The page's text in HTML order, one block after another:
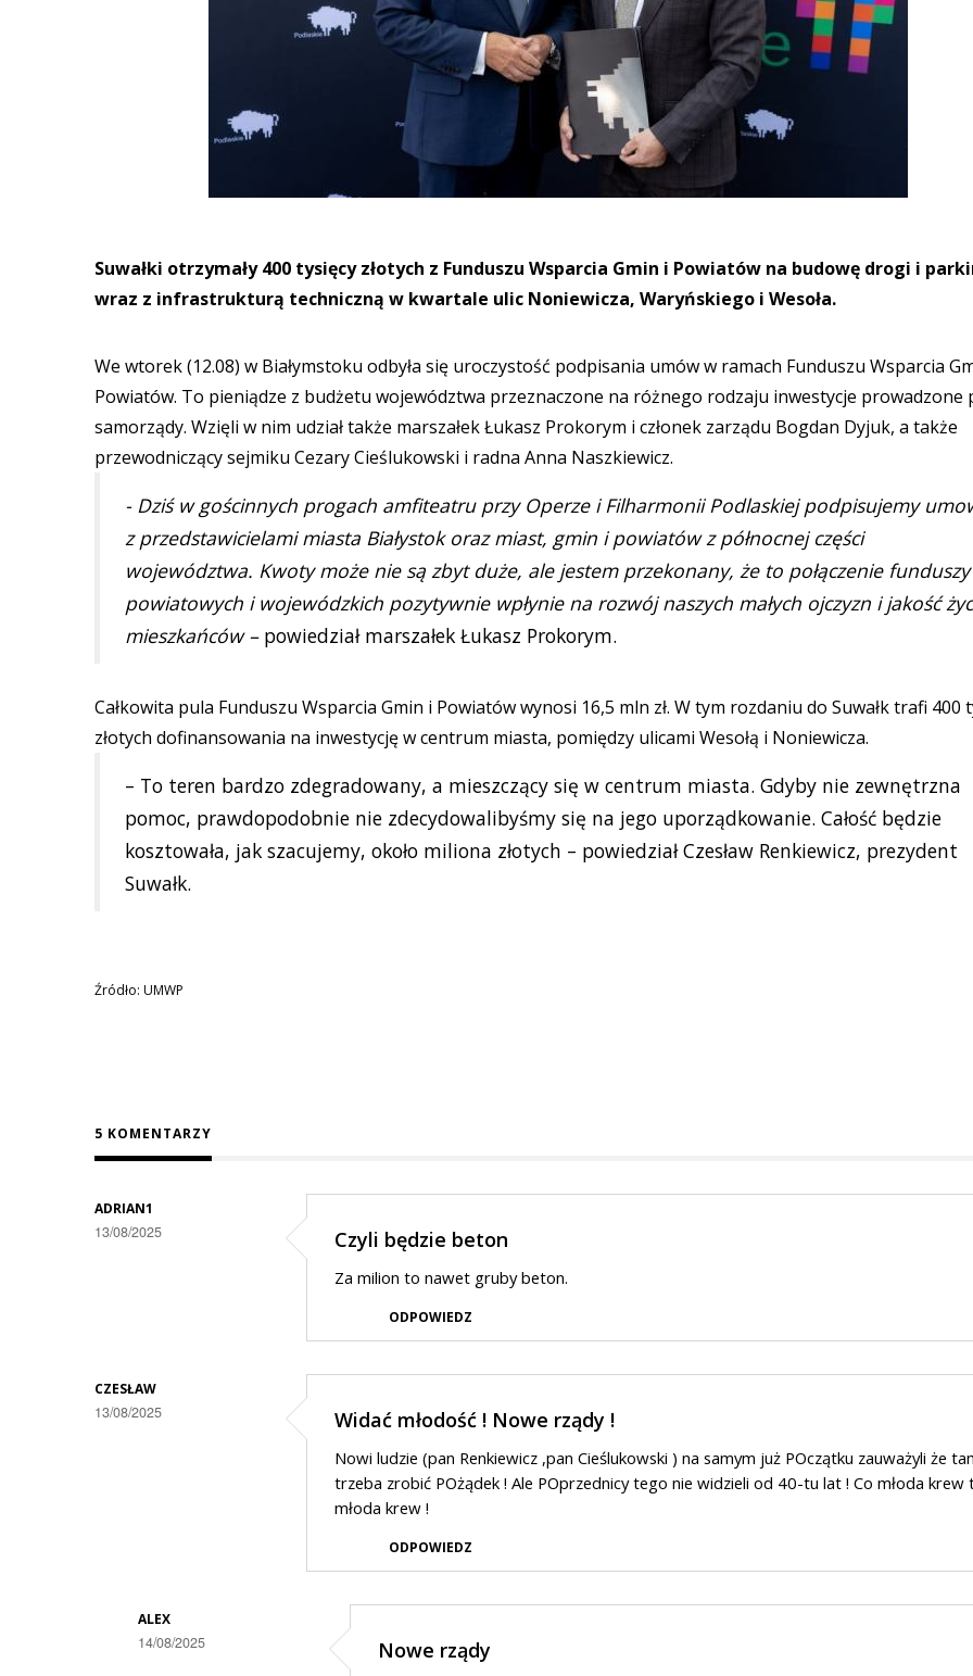
Suwałki otrzymały 400 tysięcy złotych z Funduszu Wsparcia Gmin i Powiatów na budowę drogi i
wraz z infrastrukturą techniczną w kwartale ulic Noniewicza, Waryńskiego i Wesoła.
We wtorek (12.08) w Białymstoku odbyła się uroczystość podpisania umów w ramach Funduszu Wsparcia
Powiatów. To pieniądze z budżetu województwa przeznaczone na różnego rodzaju inwestycje prowadzone
samorządy. Wzięli w nim udział także marszałek Łukasz Prokorym i członek zarządu Bogdan Dyjuk, a także
przewodniczący sejmiku Cezary Cieślukowski i radna Anna Naszkiewicz.
- Dziś w gościnnych progach amfiteatru przy Operze i Filharmonii Podlaskiej podpisujemy
z przedstawicielami miasta Białystok oraz miast, gmin i powiatów z północnej części
województwa. Kwoty może nie są zbyt duże, ale jestem przekonany, że to połączenie funduszy
powiatowych i wojewódzkich pozytywnie wpłynie na rozwój naszych małych ojczyzn i jakość
mieszkańców –powiedział marszałek Łukasz Prokorym.
Całkowita pula Funduszu Wsparcia Gmin i Powiatów wynosi 16,5 mln zł. W tym rozdaniu do Suwałk trafi 400
złotych dofinansowania na inwestycję w centrum miasta, pomiędzy ulicami Wesołą i Noniewicza.
– To teren bardzo zdegradowany, a mieszczący się w centrum miasta. Gdyby nie zewnętrzna
pomoc, prawdopodobnie nie zdecydowalibyśmy się na jego uporządkowanie. Całość będzie
kosztowała, jak szacujemy, około miliona złotych – powiedział Czesław Renkiewicz, prezydent
Suwałk.
Źródło: UMWP
5 KOMENTARZY
ADRIAN1
13/08/2025 Czyli będzie beton
Za milion to nawet gruby beton.
ODPOWIEDZ
CZESŁAW
13/08/2025 Widać młodość ! Nowe rządy !
Nowi ludzie (pan Renkiewicz ,pan Cieślukowski ) na samym już POczątku zauważyli że
trzeba zrobić POżądek ! Ale POprzednicy tego nie widzieli od 40-tu lat ! Co młoda krew
młoda krew !
ODPOWIEDZ
ALEX
14/08/2025 Nowe rządy